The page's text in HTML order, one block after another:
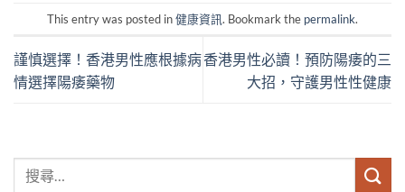
This entry was posted in健康資訊. Bookmark the permalink.
謹慎選擇！香港男性應根據病
情選擇陽痿藥物
香港男性必讀！預防陽痿的三
大招，守護男性性健康